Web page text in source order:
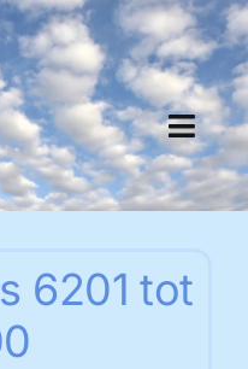
6201 tot